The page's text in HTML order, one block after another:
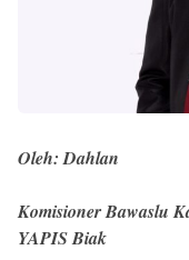
Oleh: Dahlan
Komisioner Bawaslu
YAPIS Biak